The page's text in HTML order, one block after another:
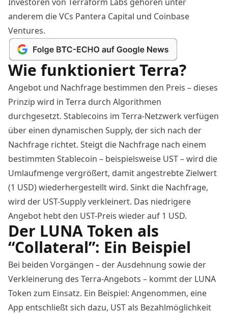
anderem die VCs Pantera Capital und Coinbase
Ventures.
Wie funktioniert Terra?
Angebot und Nachfrage bestimmen den Preis – dieses
Prinzip wird in Terra durch Algorithmen
durchgesetzt. Stablecoins im Terra-Netzwerk verfügen
über einen dynamischen Supply, der sich nach der
Nachfrage richtet. Steigt die Nachfrage nach einem
bestimmten Stablecoin – beispielsweise UST – wird die
Umlaufmenge vergrößert, damit angestrebte Zielwert
(1 USD) wiederhergestellt wird. Sinkt die Nachfrage,
wird der UST-Supply verkleinert. Das niedrigere
Angebot hebt den UST-Preis wieder auf 1 USD.
Der LUNA Token als
“Collateral”: Ein Beispiel
Bei beiden Vorgängen – der Ausdehnung sowie der
Verkleinerung des Terra-Angebots – kommt der LUNA
Token zum Einsatz. Ein Beispiel: Angenommen, eine
App entschließt sich dazu, UST als Bezahlmöglichkeit